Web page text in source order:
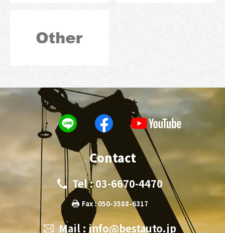
Contact
Tel : 03-6670-4470
Fax : 050-3588-6317
Mail : info@bestauto.jp